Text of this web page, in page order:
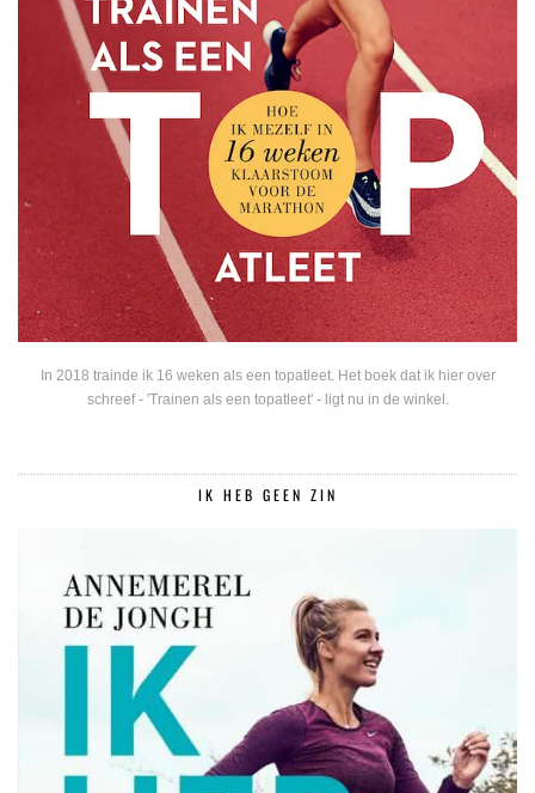
In 2018 trainde ik 16 weken als een topatleet. Het boek dat ik hier over
schreef - 'Trainen als een topatleet' - ligt nu in de winkel.
IK HEB GEEN ZIN